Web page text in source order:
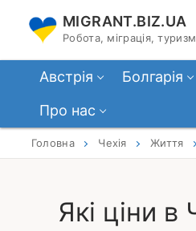
вмісту
MIGRANT.BIZ.UA
Робота, міграція,
Австрія Болгарія
Про нас
Головна Чехія Життя
Які ціни в